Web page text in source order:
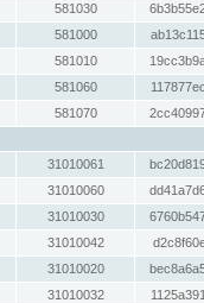
581030
581000
581010
581060
581070
31010061
31010060
31010030
31010042
31010020
31010032